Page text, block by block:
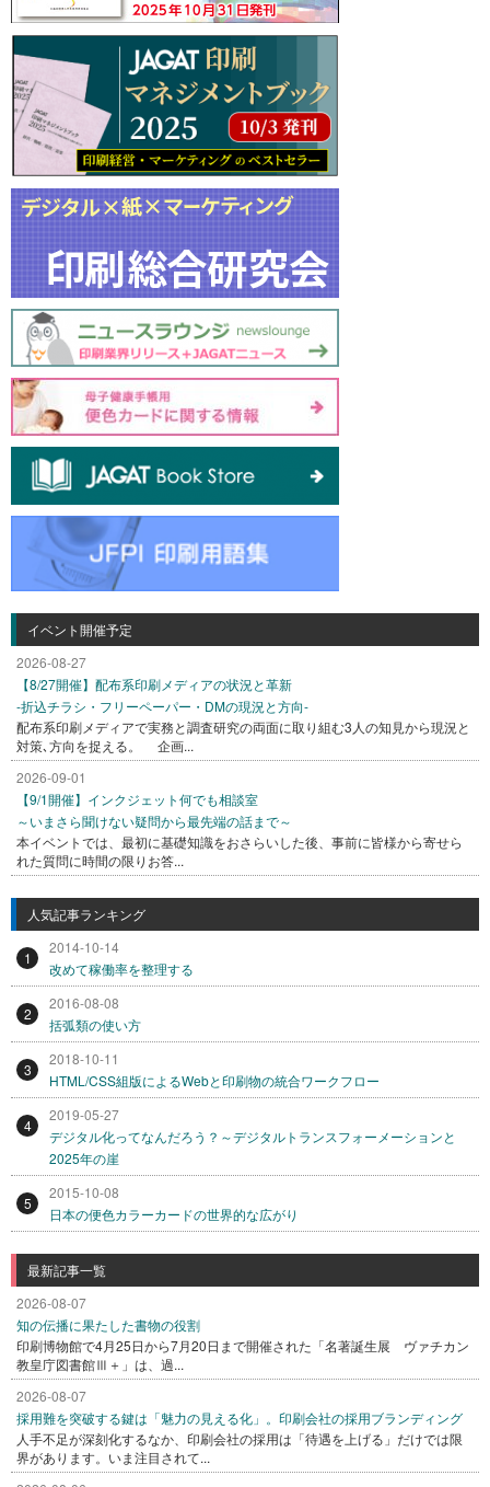
イベント開催予定
2026-08-27
【8/27開催】配布系印刷メディアの状況と革新
-折込チラシ・フリーペーパー・DMの現況と方向-
配布系印刷メディアで実務と調査研究の両面に取り組む3人の知見から現況と
対策､方向を捉える。 企画...
2026-09-01
【9/1開催】インクジェット何でも相談室
～いまさら聞けない疑問から最先端の話まで～
本イベントでは、最初に基礎知識をおさらいした後、事前に皆様から寄せら
れた質問に時間の限りお答...
人気記事ランキング
1
2014-10-14
改めて稼働率を整理する
2
2016-08-08
括弧類の使い方
3
2018-10-11
HTML/CSS組版によるWebと印刷物の統合ワークフロー
4
2019-05-27
デジタル化ってなんだろう？～デジタルトランスフォーメーションと
2025年の崖
5
2015-10-08
日本の便色カラーカードの世界的な広がり
最新記事一覧
2026-08-07
知の伝播に果たした書物の役割
印刷博物館で4月25日から7月20日まで開催された「名著誕生展 ヴァチカン
教皇庁図書館Ⅲ＋」は、過...
2026-08-07
採用難を突破する鍵は「魅力の見える化」。印刷会社の採用ブランディング
人手不足が深刻化するなか、印刷会社の採用は「待遇を上げる」だけでは限
界があります。いま注目されて...